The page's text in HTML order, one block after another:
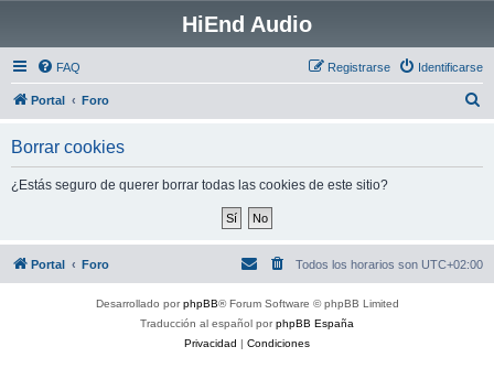
HiEnd Audio
FAQ Identificarse
Registrarse
Portal Foro
Borrar cookies
¿Estás seguro de querer borrar todas las cookies de este sitio?
Portal Foro Todos los horarios son UTC+02:00
Desarrollado porphpBB® Forum Software © phpBB Limited
Traducción al español porphpBB España
Privacidad | Condiciones